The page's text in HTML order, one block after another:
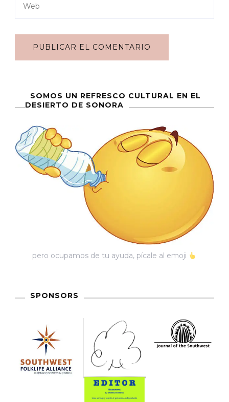
SOMOS UN REFRESCO CULTURAL EN EL
DESIERTO DE SONORA
pero ocupamos de tu ayuda, pícale al emoji
SPONSORS